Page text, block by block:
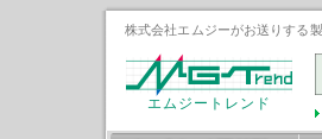
株式会社エムジーがお送りする
エムジートレンド